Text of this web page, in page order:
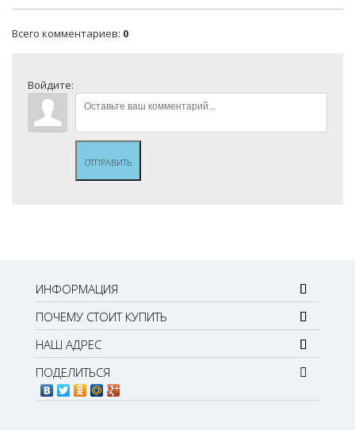
Всего комментариев: 0
Войдите:
ОТПРАВИТЬ
ИНФОРМАЦИЯ
ПОЧЕМУ СТОИТ КУПИТЬ
НАШ АДРЕС
ПОДЕЛИТЬСЯ